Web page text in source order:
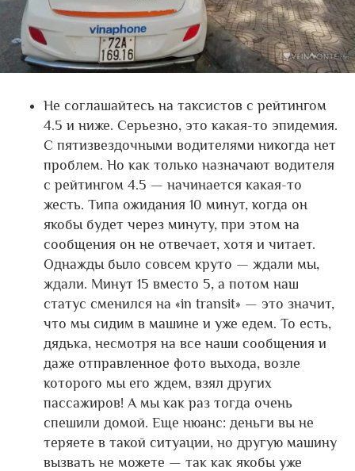
Не соглашайтесь на таксистов с рейтингом
4.5 и ниже. Серьезно, это какая-то эпидемия.
С пятизвездочными водителями никогда нет
проблем. Но как только назначают водителя
с рейтингом 4.5 — начинается какая-то
жесть. Типа ожидания 10 минут, когда он
якобы будет через минуту, при этом на
сообщения он не отвечает, хотя и читает.
Однажды было совсем круто — ждали мы,
ждали. Минут 15 вместо 5, а потом наш
статус сменился на «in transit» — это значит,
что мы сидим в машине и уже едем. То есть,
дядька, несмотря на все наши сообщения и
даже отправленное фото выхода, возле
которого мы его ждем, взял других
пассажиров! А мы как раз тогда очень
спешили домой. Еще нюанс: деньги вы не
теряете в такой ситуации, но другую машину
вызвать не можете — так как якобы уже